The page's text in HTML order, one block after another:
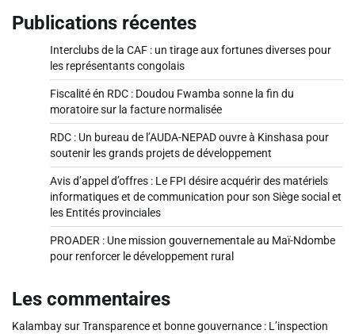
Publications récentes
Interclubs de la CAF : un tirage aux fortunes diverses pour
les représentants congolais
Fiscalité én RDC : Doudou Fwamba sonne la fin du
moratoire sur la facture normalisée
RDC : Un bureau de l’AUDA-NEPAD ouvre à Kinshasa pour
soutenir les grands projets de développement
Avis d’appel d’offres : Le FPI désire acquérir des matériels
informatiques et de communication pour son Siège social et
les Entités provinciales
PROADER : Une mission gouvernementale au Maï-Ndombe
pour renforcer le développement rural
Les commentaires
KalambaysurTransparence et bonne gouvernance : L’inspection